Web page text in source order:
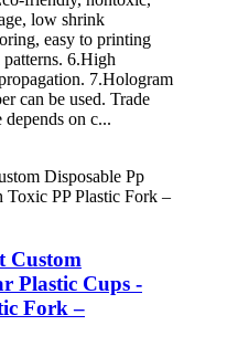
low shrink
easy to printing
6.High
7.Hologram
can be used. Trade
on c...
Custom
Plastic Cups -
Fork –